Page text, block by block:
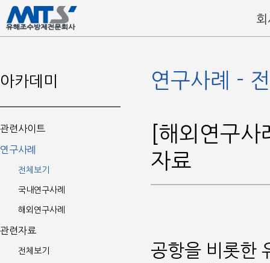
아카데미
관련사이트
연구사례
전체보기
국내연구사례
해외연구사례
관련자료
전체보기
연구사례 -
[해외연구
자료
공항을 비롯한